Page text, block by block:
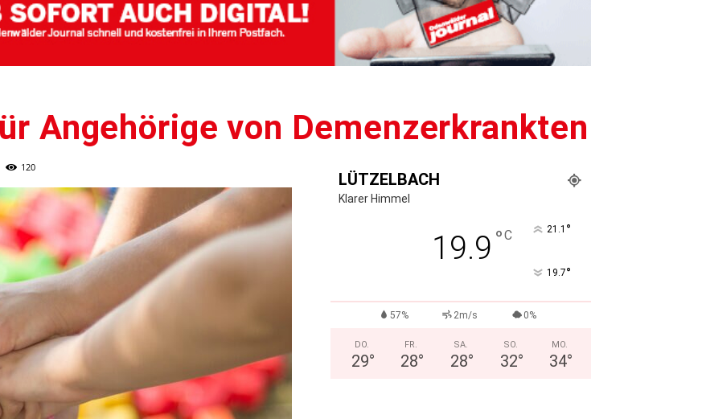
Angehörige von Demenzerkrankten
120
LÜTZELBACH
Klarer Himmel
19.9 °C 21.1 °
19.7°
57% 2m/s 0%
DO.
29°
FR.
28°
SA.
28°
SO.
32°
MO.
34°